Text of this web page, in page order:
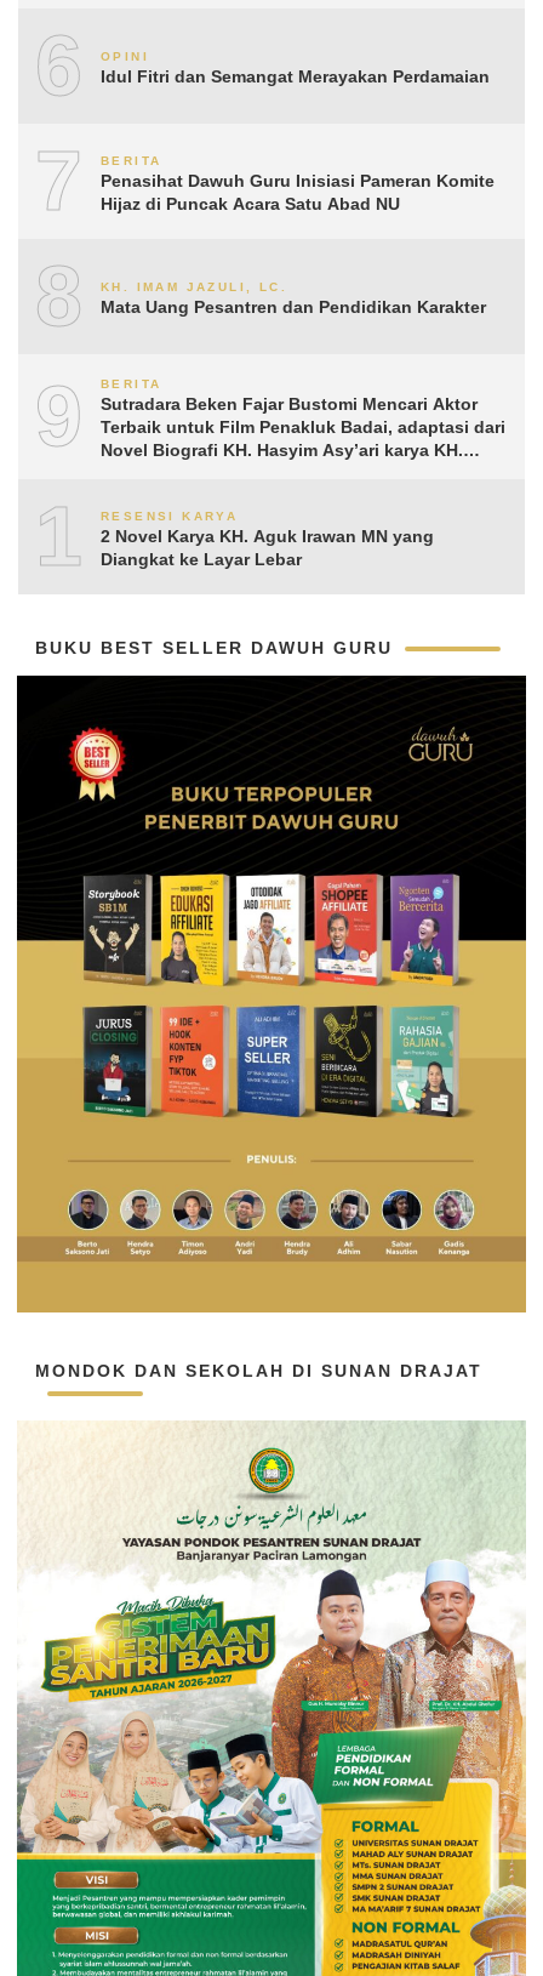
6 OPINI
Idul Fitri dan Semangat Merayakan Perdamaian
7 BERITA
Penasihat Dawuh Guru Inisiasi Pameran Komite
Hijaz di Puncak Acara Satu Abad NU
8 KH. IMAM JAZULI, LC.
Mata Uang Pesantren dan Pendidikan Karakter
9 BERITA
Sutradara Beken Fajar Bustomi Mencari Aktor
Terbaik untuk Film Penakluk Badai, adaptasi dari
Novel Biografi KH. Hasyim Asy’ari karya KH.
10RESENSI KARYA
2 Novel Karya KH. Aguk Irawan MN yang
Diangkat ke Layar Lebar
BUKU BEST SELLER DAWUH GURU
MONDOK DAN SEKOLAH DI SUNAN DRAJAT